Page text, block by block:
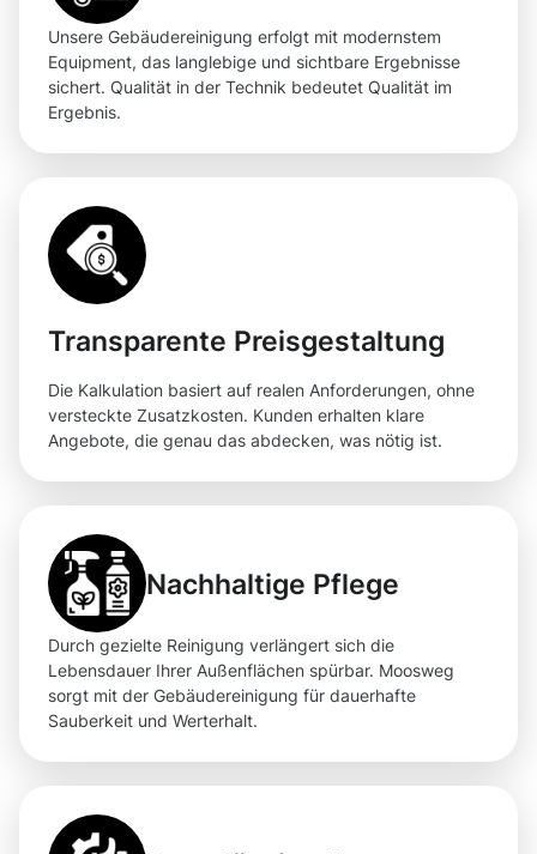
Unsere Gebäudereinigung erfolgt mit modernstem
Equipment, das langlebige und sichtbare Ergebnisse
sichert. Qualität in der Technik bedeutet Qualität im
Ergebnis.
Transparente Preisgestaltung
Die Kalkulation basiert auf realen Anforderungen, ohne
versteckte Zusatzkosten. Kunden erhalten klare
Angebote, die genau das abdecken, was nötig ist.
Nachhaltige Pflege
Durch gezielte Reinigung verlängert sich die
Lebensdauer Ihrer Außenflächen spürbar. Moosweg
sorgt mit der Gebäudereinigung für dauerhafte
Sauberkeit und Werterhalt.